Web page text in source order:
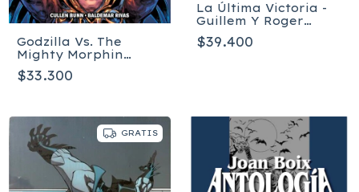
Godzilla Vs. The
Mighty Morphin
Power Rangers II -
Tapa blanda
$33.300
La Última Victoria -
Guillem Y Roger
Escriche
$39.400
GRATIS